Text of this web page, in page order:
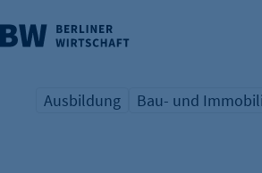
überspringen
Übersicht Schlagwort
Ausbildung
Übersicht
Bau- und
E-COMMERCE